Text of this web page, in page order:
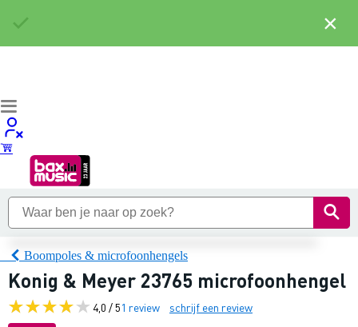
Boompoles & microfoonhengels
Konig & Meyer 23765 microfoonhengel
4,0 / 51 review schrijf een review
×